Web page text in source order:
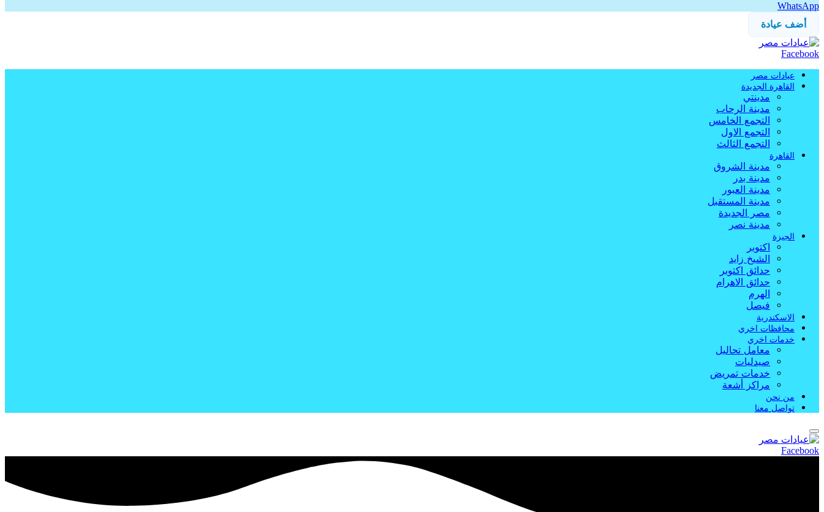
WhatsApp
أضف عيادة
Facebook
عيادات مصر
القاهرة الجديدة
مدينتي
مدينة الرحاب
التجمع الخامس
التجمع الاول
التجمع الثالث
القاهرة
مدينة الشروق
مدينة بدر
مدينة العبور
مدينة المستقبل
مصر الجديدة
مدينة نصر
الجيزة
اكتوبر
الشيخ زايد
حدائق اكتوبر
حدائق الاهرام
الهرم
فيصل
الاسكندرية
محافظات اخري
خدمات اخري
معامل تحاليل
صيدليات
خدمات تمريض
مراكز أشعة
من نحن
تواصل معنا
Facebook